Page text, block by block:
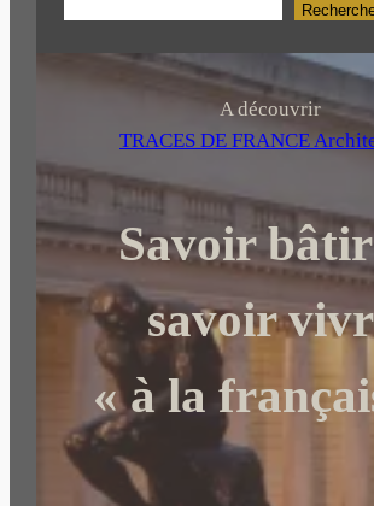
R
r
c
h
r
A découvrir
TRACES DE FRANCE
Savoir
savoir
« à la